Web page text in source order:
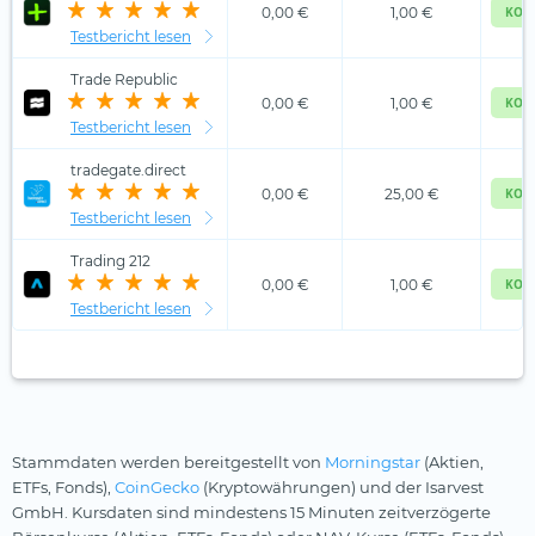
Testbericht lesen
0,00 € 1,00 €
Trade Republic
Testbericht lesen
0,00 € 1,00 €
tradegate.direct
Testbericht lesen
0,00 € 25,00 €
Trading 212
Testbericht lesen
0,00 € 1,00 €
Stammdaten werden bereitgestellt von Morningstar (Aktien,
ETFs, Fonds), CoinGecko (Kryptowährungen) und der Isarvest
GmbH. Kursdaten sind mindestens 15 Minuten zeitverzögerte